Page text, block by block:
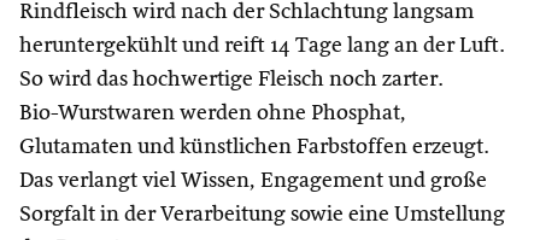
Rindfleisch wird nach der Schlachtung langsam
heruntergekühlt und reift 14 Tage lang an der Luft.
So wird das hochwertige Fleisch noch zarter.
Bio-Wurstwaren werden ohne Phosphat,
Glutamaten und künstlichen Farbstoffen erzeugt.
Das verlangt viel Wissen, Engagement und große
Sorgfalt in der Verarbeitung sowie eine Umstellung